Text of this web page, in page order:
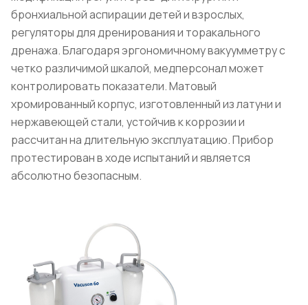
бронхиальной аспирации детей и взрослых,
регуляторы для дренирования и торакального
дренажа. Благодаря эргономичному вакуумметру с
четко различимой шкалой, медперсонал может
контролировать показатели. Матовый
хромированный корпус, изготовленный из латуни и
нержавеющей стали, устойчив к коррозии и
рассчитан на длительную эксплуатацию. Прибор
протестирован в ходе испытаний и является
абсолютно безопасным.